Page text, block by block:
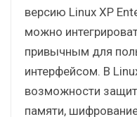
версию Linux XP
можно
привычным для
интерфейсом. В
возможности
памяти,